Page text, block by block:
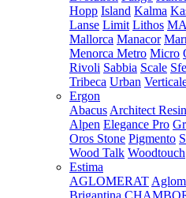
Hopp Island Kalma
Lanse Limit Lithos
Mallorca Manacor
Menorca Metro Micro
Rivoli Sabbia Scale
Tribeca Urban
Ergon
Abacus Architect Resin
Alpen Elegance Pro
Oros Stone Pigmento
Wood Talk Woodtouch
Estima
AGLOMERAT